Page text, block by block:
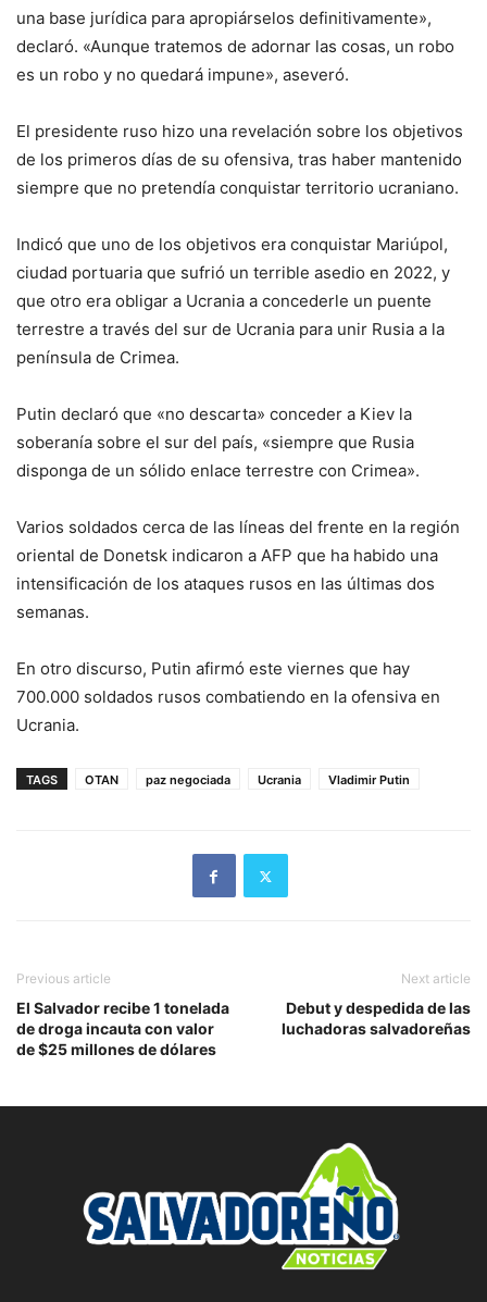
una base jurídica para apropiárselos definitivamente»,
declaró. «Aunque tratemos de adornar las cosas, un robo
es un robo y no quedará impune», aseveró.
El presidente ruso hizo una revelación sobre los objetivos
de los primeros días de su ofensiva, tras haber mantenido
siempre que no pretendía conquistar territorio ucraniano.
Indicó que uno de los objetivos era conquistar Mariúpol,
ciudad portuaria que sufrió un terrible asedio en 2022, y
que otro era obligar a Ucrania a concederle un puente
terrestre a través del sur de Ucrania para unir Rusia a la
península de Crimea.
Putin declaró que «no descarta» conceder a Kiev la
soberanía sobre el sur del país, «siempre que Rusia
disponga de un sólido enlace terrestre con Crimea».
Varios soldados cerca de las líneas del frente en la región
oriental de Donetsk indicaron a AFP que ha habido una
intensificación de los ataques rusos en las últimas dos
semanas.
En otro discurso, Putin afirmó este viernes que hay
700.000 soldados rusos combatiendo en la ofensiva en
Ucrania.
TAGS OTAN paz negociada Ucrania Vladimir Putin
Previous article
El Salvador recibe 1 tonelada
de droga incauta con valor
de $25 millones de dólares
Next article
Debut y despedida de las
luchadoras salvadoreñas